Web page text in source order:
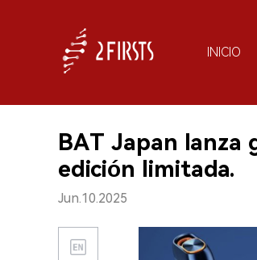
INICIO
BAT Japan lanza
edición limitada.
Jun.10.2025